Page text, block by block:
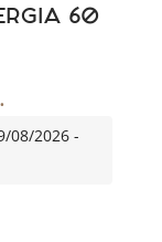
60
08/2026 -